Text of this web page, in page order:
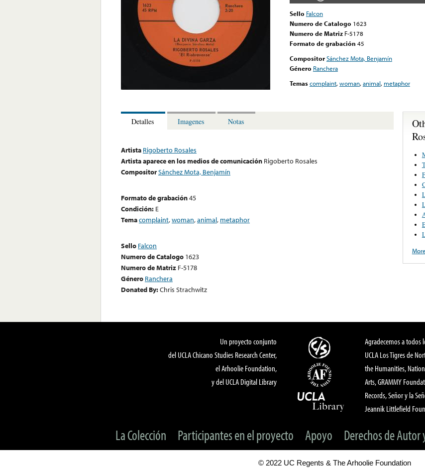
Sello Falcon
Numero de Catalogo 1623
Numero de Matriz F-5178
Formato de grabación 45
CompositorSánchez Mota, Benjamín
Género Ranchera
Temascomplaint,woman,animal, metaphor
Detalles Imagenes Notas
Artista Rigoberto Rosales
Artista aparece en los medios de comunicación Rigoberto Rosales
CompositorSánchez Mota, Benjamín
Formato de grabación45
Condición: E
Temacomplaint,woman,animal, metaphor
Sello Falcon
Numero de Catalogo 1623
Numero de Matriz F-5178
Género Ranchera
Donated By:Chris Strachwitz
More
Un proyecto conjunto
del UCLA Chicano Studies Research Center,
el Arhoolie Foundation,
y del UCLA Digital Library
Agradecemos a todos
UCLA Los Tigres de
the Humanities,
Arts, GRAMMY
Records, Señor y la
Jeannik Littlefield
La Colección Participantes en el proyecto Apoyo Derechos de Autor
© 2022 UC Regents & The Arhoolie Foundation